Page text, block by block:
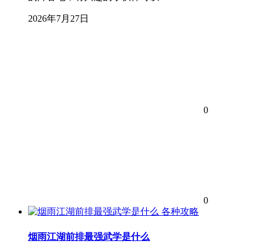
2026年7月27日
0
0
各种攻略
烟雨江湖前排最强武学是什么